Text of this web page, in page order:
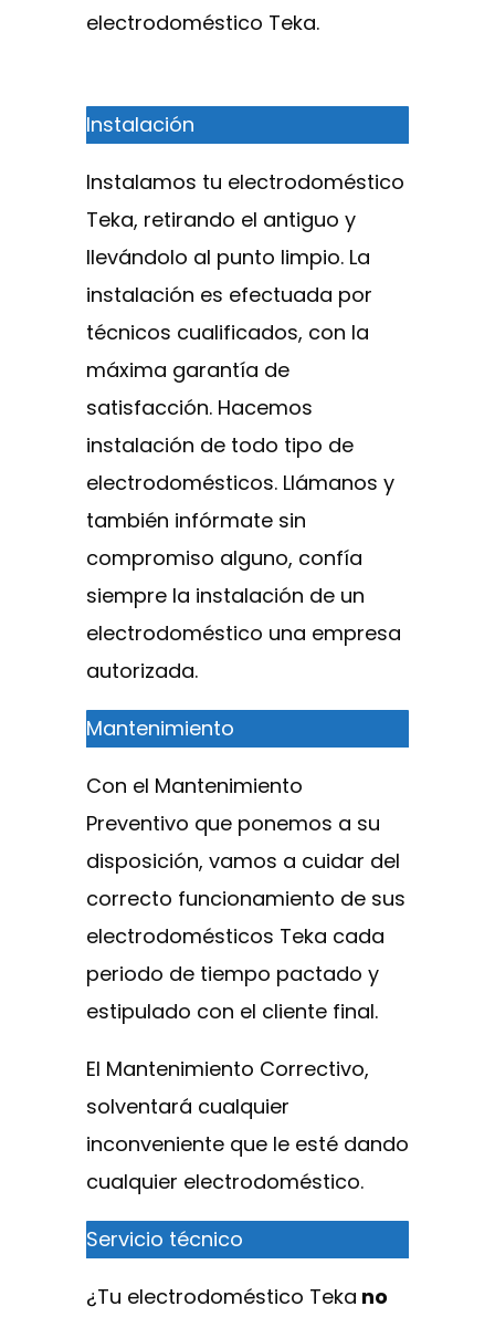
electrodoméstico Teka.
Instalación
Instalamos tu electrodoméstico
Teka, retirando el antiguo y
llevándolo al punto limpio. La
instalación es efectuada por
técnicos cualificados, con la
máxima garantía de
satisfacción. Hacemos
instalación de todo tipo de
electrodomésticos. Llámanos y
también infórmate sin
compromiso alguno, confía
siempre la instalación de un
electrodoméstico una empresa
autorizada.
Mantenimiento
Con el Mantenimiento
Preventivo que ponemos a su
disposición, vamos a cuidar del
correcto funcionamiento de sus
electrodomésticos Teka cada
periodo de tiempo pactado y
estipulado con el cliente final.
El Mantenimiento Correctivo,
solventará cualquier
inconveniente que le esté dando
cualquier electrodoméstico.
Servicio técnico
¿Tu electrodoméstico Teka no